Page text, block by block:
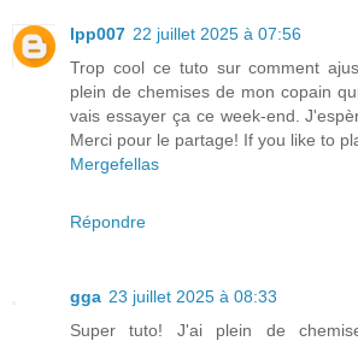
lpp007 22 juillet 2025 à 07:56
Trop cool ce tuto sur comment
plein de chemises de mon copain
vais essayer ça ce week-end.
Merci pour le partage! If you like to
Mergefellas
Répondre
gga 23 juillet 2025 à 08:33
Super tuto! J'ai plein de